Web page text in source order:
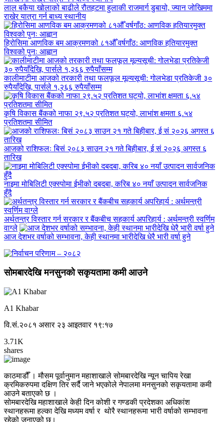
लाल बकैया खोलाको बाढीले रौतहटमा हुलाकी राजमार्ग डुबायो, ज्यान जोखिममा
राखेर यात्रा गर्न बाध्य स्थानीय
हिरोसिमा आणविक बम आक्रमणको ८१औँ वर्षगाँठ: आणविक हतियारमुक्त
विश्वको पुनः आह्वान
कालीमाटीमा आजको तरकारी तथा फलफूल मूल्यसूची: गोलभेडा प्रतिकेजी ३०
रुपैयाँदेखि, पार्सले १,२६६ रुपैयाँसम्म
कृषि विकास बैंकको नाफा २९.५२ प्रतिशत घट्यो, लाभांश क्षमता ६.५४
प्रतिशतमा सीमित
आजको राशिफलः बिसं २०८३ साउन २१ गते बिहीबार, ई सं २०२६ अगस्त ६
तारिख
नाइमा मोबिलिटी एक्स्पोमा ईभीको दबदबा, करिब ४० नयाँ उत्पादन सार्वजनिक
हुँदै
अर्थतन्त्र विस्तार गर्न सरकार र बैंकबीच सहकार्य अपरिहार्य : अर्थमन्त्री स्वर्णिम
वाग्ले
आज देशभर वर्षाको सम्भावना, केही स्थानमा भारीदेखि धेरै भारी वर्षा हुने
सोमबारदेखि मनसुनको सकृयतामा कमी आउने
A1 Khabar
वि.सं.२०८१ असार २३ आइतवार १९:१७
3.71K
shares
काठमाडौँ । मौसम पूर्वानुमान महाशाखाले सोमबारदेखि न्यून चापिय रेखा
क्रमिकरुपमा दक्षिण तिर सर्दै जाने भएकोले नेपालमा मनसुनको सकृयतामा कमी
आउने बताएको छ ।
सोमबारदेखि महाशाखाले केही दिन कोशी र गण्डकी प्रदेशका अधिकांश
स्थानहरूमा हल्का देखि मध्यम वर्षा र थोरै स्थानहरूमा भारी वर्षाको सम्भावना
रहेको जनाएको छ।